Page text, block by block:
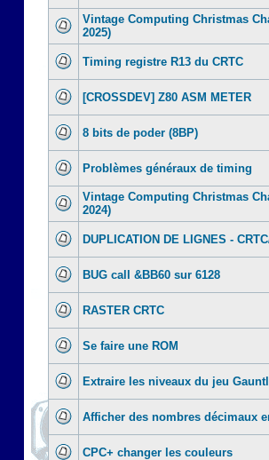
Vintage Computing Christmas
2025)
Timing registre R13 du CRTC
[CROSSDEV] Z80 ASM METER
8 bits de poder (8BP)
Problèmes généraux de timing
Vintage Computing Christmas
2024)
DUPLICATION DE LIGNES -
BUG call &BB60 sur 6128
RASTER CRTC
Se faire une ROM
Extraire les niveaux du jeu
Afficher des nombres décimaux
CPC+ changer les couleurs